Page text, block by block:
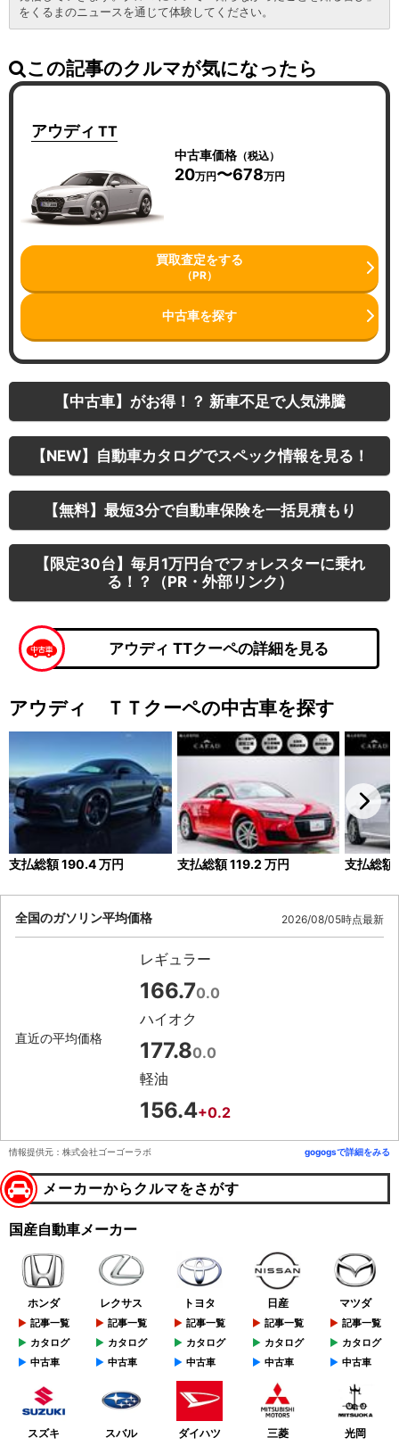
をくるまのニュースを通じて体験してください。
この記事のクルマが気になったら
アウディ TT
中古車価格（税込）
20万円〜678万円
買取査定をする
（PR）
中古車を探す
【中古車】がお得！？ 新車不足で人気沸騰
【NEW】自動車カタログでスペック情報を見る！
【無料】最短3分で自動車保険を一括見積もり
【限定30台】毎月1万円台でフォレスターに乗れ
る！？（PR・外部リンク）
アウディ TTクーペの詳細を見る
アウディ ＴＴクーペの中古車を探す
支払総額190.4万円 支払総額119.2 万円 支払総額
全国のガソリン平均価格 2026/08/05時点最新
直近の平均価格
レギュラー
166.70.0
ハイオク
177.80.0
軽油
156.4+0.2
情報提供元：株式会社ゴーゴーラボ gogogsで詳細をみる
メーカーからクルマをさがす
国産自動車メーカー
ホンダ
記事一覧
カタログ
中古車
レクサス
記事一覧
カタログ
中古車
トヨタ
記事一覧
カタログ
中古車
日産
記事一覧
カタログ
中古車
マツダ
記事一覧
カタログ
中古車
スズキ スバル ダイハツ 三菱 光岡